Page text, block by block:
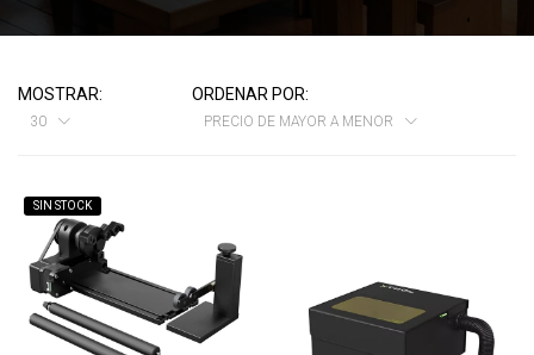
MOSTRAR:
30
ORDENAR POR:
PRECIO DE MAYOR A MENOR
SIN STOCK